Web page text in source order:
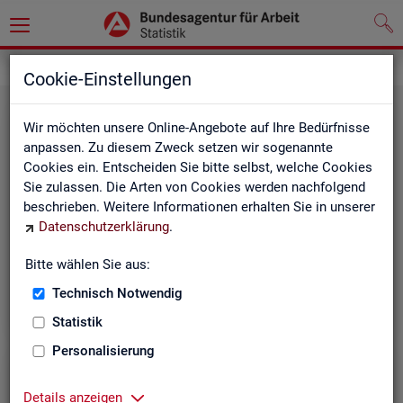
Cookie-Einstellungen
Wir möchten unsere Online-Angebote auf Ihre Bedürfnisse
anpassen. Zu diesem Zweck setzen wir sogenannte
Cookies ein. Entscheiden Sie bitte selbst, welche Cookies
Sie zulassen. Die Arten von Cookies werden nachfolgend
beschrieben. Weitere Informationen erhalten Sie in unserer
Datenschutzerklärung.
Bitte wählen Sie aus:
Technisch Notwendig
Statistik
Personalisierung
Details anzeigen
Ge­set­ze und Ver­ord­nun­gen
Die Gesetze und Verordnungen, die der Arbeit der
Statistik der BA zugrunde liegen, finden Sie hier.